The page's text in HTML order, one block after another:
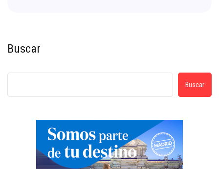
Buscar
Buscar